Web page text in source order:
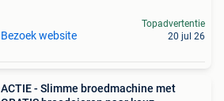
Bezoek website
Topadvertentie
20 jul 26
ACTIE - Slimme broedmachine met